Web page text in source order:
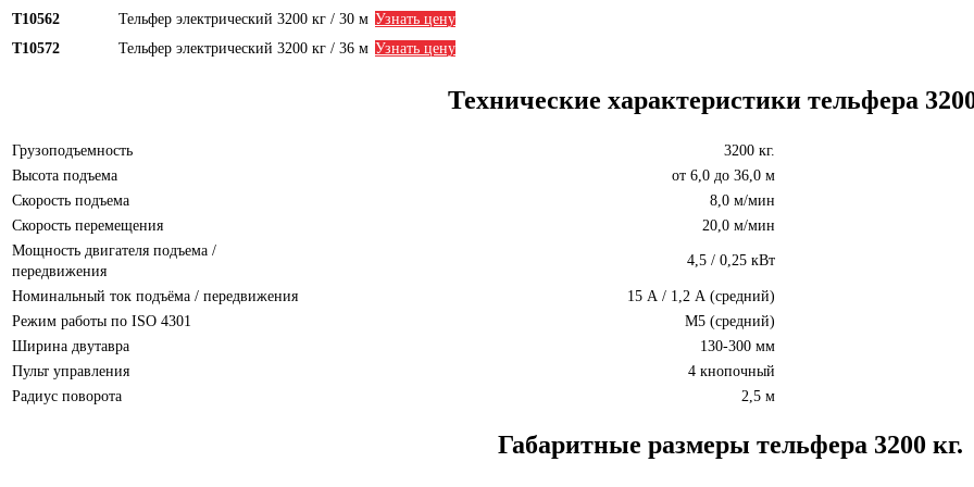
Т10562 Тельфер электрический 3200 кг / 30 м Узнать цену
Т10572
Тельфер электрический 3200 кг / 36 м Узнать цену
Технические характеристики тельфера
Грузоподъемность
3200 кг.
Высота подъема
от 6,0 до 36,0 м
Скорость подъема
8,0 м/мин
Скорость перемещения
20,0 м/мин
Мощность двигателя подъема /
передвижения
4,5 / 0,25 кВт
Номинальный ток подъёма / передвижения
15 А / 1,2 А (средний)
Режим работы по ISO 4301
M5 (средний)
Ширина двутавра
130-300 мм
Пульт управления
4 кнопочный
Радиус поворота
2,5 м
Габаритные размеры тельфера 3200 кг.